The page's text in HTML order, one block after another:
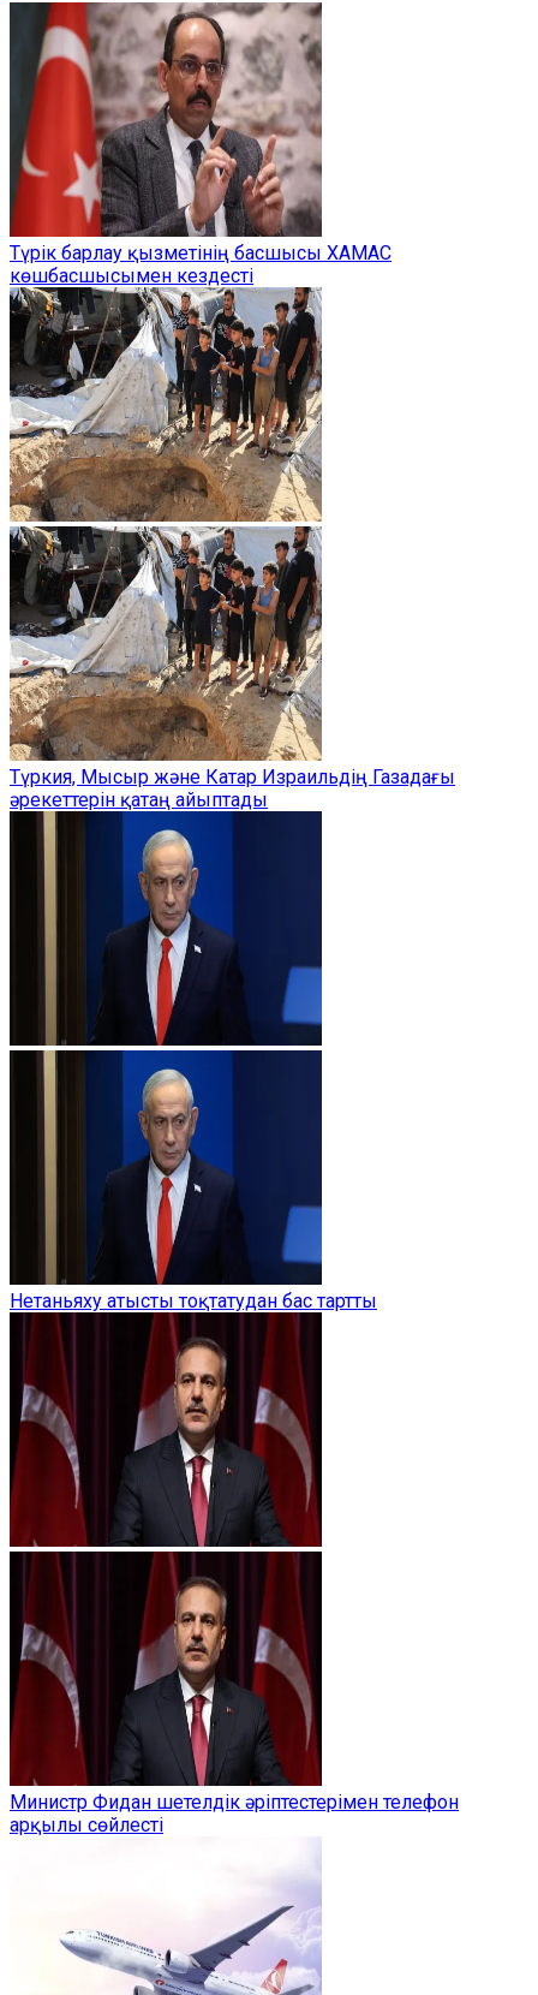
Түрік барлау қызметінің басшысы ХАМАС
көшбасшысымен кездесті
Түркия, Мысыр және Катар Израильдің Газадағы
әрекеттерін қатаң айыптады
Нетаньяху атысты тоқтатудан бас тартты
Министр Фидан шетелдік әріптестерімен телефон
арқылы сөйлесті